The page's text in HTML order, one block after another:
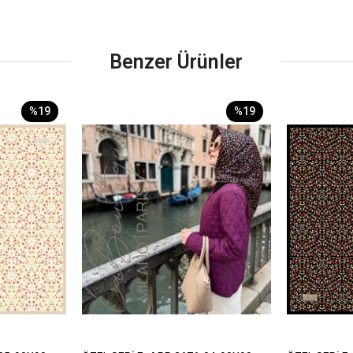
Benzer Ürünler
%19 %19